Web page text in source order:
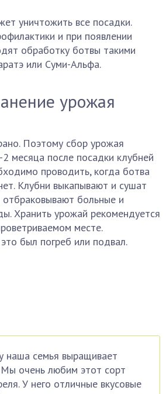
уничтожить все посадки.
и при появлении
обработку ботвы такими
или Суми-Альфа.
урожая
Поэтому сбор урожая
месяца после посадки клубней
проводить, когда ботва
Клубни выкапывают и сушат
больные и
Хранить урожай рекомендуется
месте.
был погреб или подвал.
наша семья выращивает
очень любим этот сорт
У него отличные вкусовые